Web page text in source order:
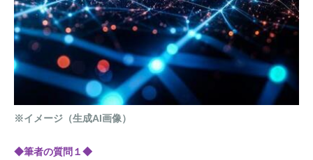
※イメージ（生成AI画像）
◆筆者の質問１◆